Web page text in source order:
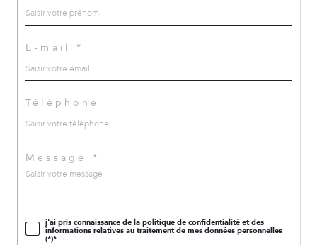
E-mail *
Téléphone
Message *
j'ai pris connaissance de la politique de confidentialité et des
informations relatives au traitement de mes données personnelles
(*)*